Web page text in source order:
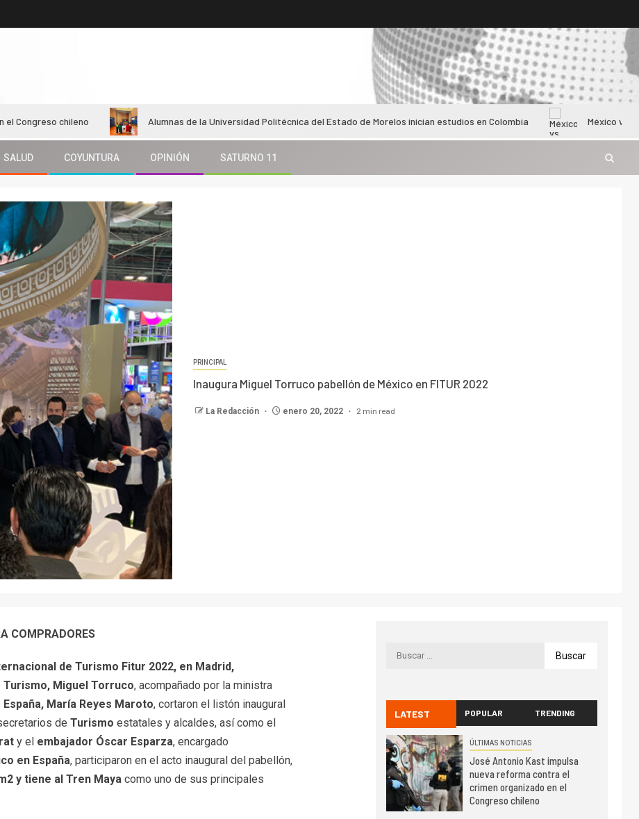
chileno Alumnas de la Universidad Politécnica del Estado de Morelos inician estudios en Colombia México vs Colombia
SALUD COYUNTURA OPINIÓN SATURNO 11
PRINCIPAL
Inaugura Miguel Torruco pabellón de México en FITUR 2022
La Redacción enero 20, 2022 2 min read
COMPRADORES
de Turismo Fitur 2022, en Madrid,
Turismo, Miguel Torruco, acompañado por la ministra
María Reyes Maroto, cortaron el listón inaugural
de Turismo estatales y alcaldes, así como el
y el embajador Óscar Esparza, encargado
en España, participaron en el acto inaugural del pabellón,
y tiene al Tren Maya como uno de sus principales
LATEST POPULAR TRENDING
ÚLTIMAS NOTICIAS
José Antonio Kast impulsa
nueva reforma contra el
crimen organizado en el
Congreso chileno